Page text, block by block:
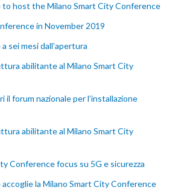
to host the Milano Smart City Conference
in November 2019
sei mesi dall’apertura
abilitante al Milano Smart City
il forum nazionale per l’installazione
abilitante al Milano Smart City
Conference focus su 5G e sicurezza
accoglie la Milano Smart City Conference